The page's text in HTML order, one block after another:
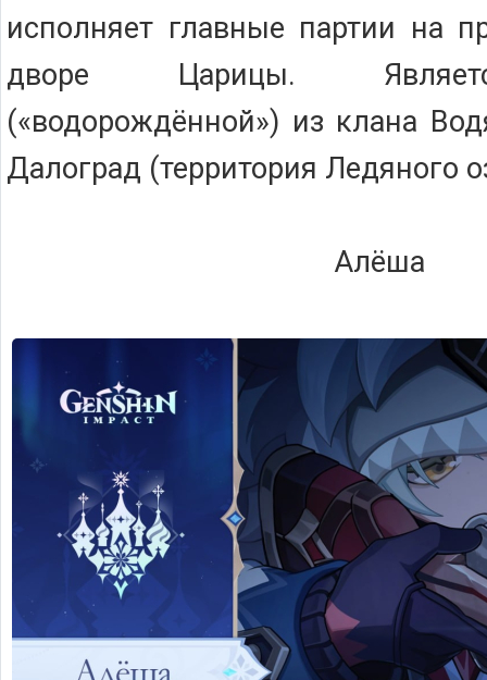
исполняет главные партии на
дворе Царицы.
(«водорождённой») из клана
Далоград (территория Ледяного
Алёша